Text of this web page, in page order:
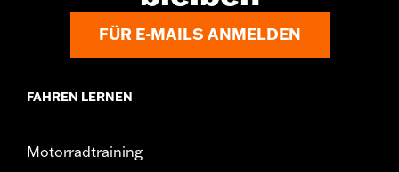
FÜR E-MAILS ANMELDEN
FAHREN LERNEN
Motorradtraining